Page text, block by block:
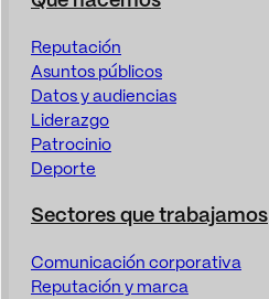
Reputación
Asuntos públicos
Datos y audiencias
Liderazgo
Patrocinio
Deporte
Sectores que trabajamos
Comunicación corporativa
Reputación y marca